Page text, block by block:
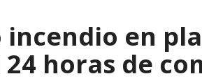
en
horas de